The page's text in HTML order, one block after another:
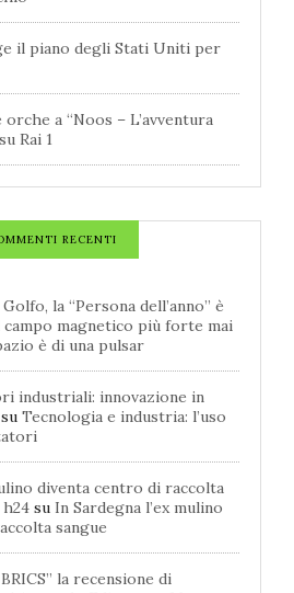
il piano degli Stati Uniti per
a “Noos – L’avventura
Rai 1
RECENTI
la “Persona dell’anno” è
campo magnetico più forte mai
è di una pulsar
industriali: innovazione in
su Tecnologia e industria: l’uso
diventa centro di raccolta
su In Sardegna l’ex mulino
sangue
la recensione di